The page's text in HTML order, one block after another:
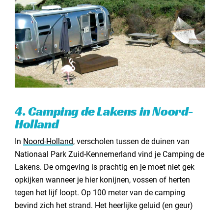
4. Camping de Lakens in Noord-
Holland
In Noord-Holland, verscholen tussen de duinen van
Nationaal Park Zuid-Kennemerland vind je Camping de
Lakens. De omgeving is prachtig en je moet niet gek
opkijken wanneer je hier konijnen, vossen of herten
tegen het lijf loopt. Op 100 meter van de camping
bevind zich het strand. Het heerlijke geluid (en geur)